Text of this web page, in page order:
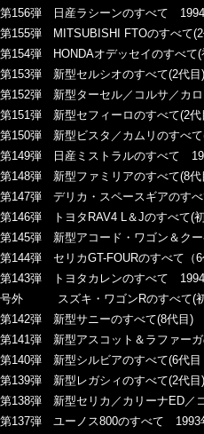
第156弾 日産ラシーンのすべて 1994
第155弾 MITSUBISHI FTOのすべて
第154弾 HONDAオデッセイのすべて
第153弾 新型セルシオのすべて(2代
第152弾 新型ターセル／コルサ／カ
第151弾 新型セフィーロのすべて(2
第150弾 新型ビスタ／カムリのすべ
第149弾 日産ミストラルのすべて
第148弾 新型ファミリアのすべて(8
第147弾 デリカ・スペースギアのす
第146弾 トヨタRAV4 L＆Jのすべて(
第145弾 新型アコード・ワゴン＆ク
第144弾 セリカGT-FOURのすべて（
第143弾 トヨタカレンのすべて 1994
号外 スズキ・ワゴンRのすべて(
第142弾 新型サニーのすべて(8代目)
第141弾 新型アスコット＆ラファー
第140弾 新型シルビアのすべて(6代
第139弾 新型レガシィのすべて(2代
第138弾 新型セリカ／カリーナED／
第137弾 ユーノス800のすべて 1993